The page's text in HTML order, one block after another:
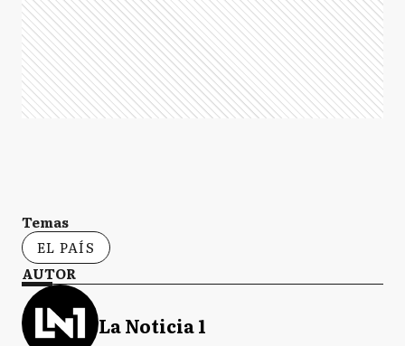
Temas
EL PAÍS
AUTOR
La Noticia 1